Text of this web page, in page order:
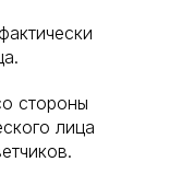
стороны
лица